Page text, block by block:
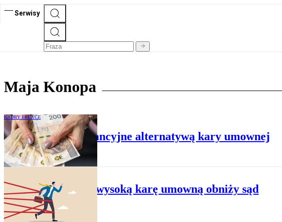
Serwisy
Maja Konopa
KADRY I PŁACE
Świadczenie gwarancyjne alternatywą kary umownej
Rażąco wysoką karę umowną obniży sąd